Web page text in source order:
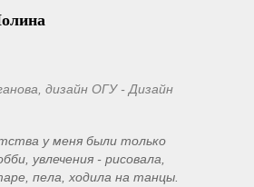
дизайн ОГУ - Дизайн
у меня были только
увлечения - рисовала,
пела, ходила на танцы.